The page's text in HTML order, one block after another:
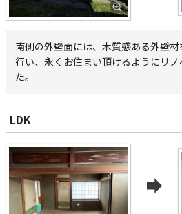
南側の外壁面には、木質感ある外壁
行い、永くお住まい頂けるようにリ
た。
LDK